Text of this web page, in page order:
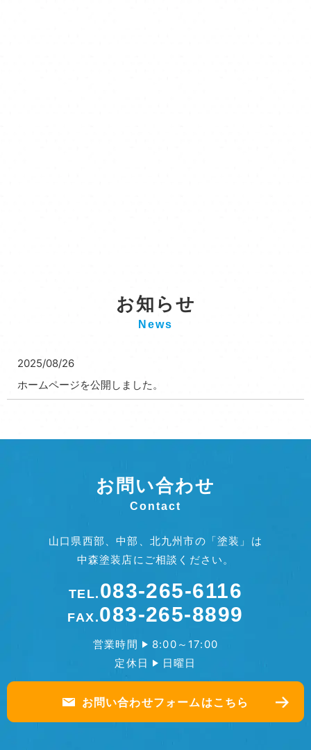
お知らせ
News
2025/08/26
ホームページを公開しました。
お問い合わせ
Contact
山口県西部、中部、北九州市の「塗装」は
中森塗装店にご相談ください。
TEL. 083-265-6116
FAX.083-265-8899
営業時間
8:00～17:00
定休日
日曜日
お問い合わせフォームはこちら